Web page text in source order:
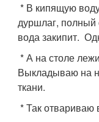
* В кипящую
дуршлаг, полный
вода закипит.
* А на столе
Выкладываю на
ткани.
* Так отвариваю